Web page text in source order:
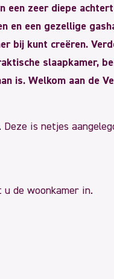
een zeer diepe
een gezellige
bij kunt creëren.
slaapkamer,
is. Welkom aan de
is netjes
de woonkamer in.